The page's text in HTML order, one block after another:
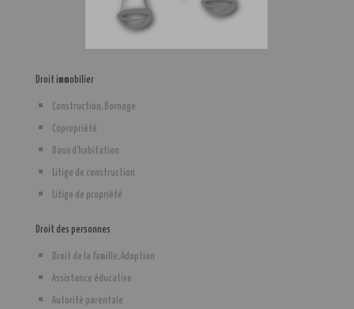
Droit immobilier
Construction, Bornage
Copropriété
Baux d'habitation
Litige de construction
Litige de propriété
Droit des personnes
Droit de la famille, Adoption
Assistance éducative
Autorité parentale